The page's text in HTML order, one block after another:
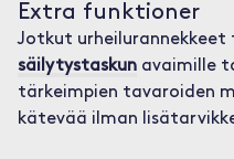
Extra funktioner
Jotkut
säilytystaskunavaimille
tärkeimpien tavaroiden
kätevää ilman